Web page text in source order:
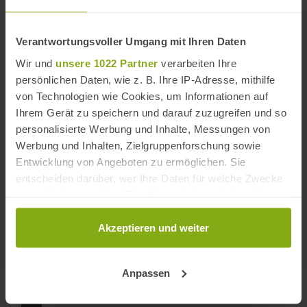
Verantwortungsvoller Umgang mit Ihren Daten
Wir und unsere 1022 Partner verarbeiten Ihre
persönlichen Daten, wie z. B. Ihre IP-Adresse, mithilfe
von Technologien wie Cookies, um Informationen auf
Ihrem Gerät zu speichern und darauf zuzugreifen und so
personalisierte Werbung und Inhalte, Messungen von
Werbung und Inhalten, Zielgruppenforschung sowie
Entwicklung von Angeboten zu ermöglichen. Sie
entscheiden darüber, wer Ihre Daten für welche Zwecke
Cookie-Erklärung oder durch Klicken auf das Privacy
Trigger Symbol ändern oder widerrufen
Informationen über Ihre geografische Lage
Akzeptieren und weiter
Anpassen
Playa La Carihuela
Entfernung: 1,40 km
Hotelinfos
Adresse
Hotel Mac Puerto Marina Benalmádena
Avenida del Puerto Deportivo, s/n
Provinz Málaga, Andalusien